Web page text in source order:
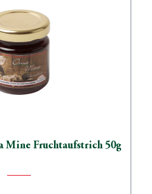
Mine Fruchtaufstrich 50g